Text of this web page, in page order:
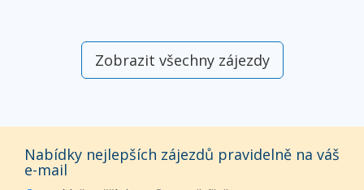
Zobrazit všechny zájezdy
Nabídky nejlepších zájezdů pravidelně na váš
e-mail